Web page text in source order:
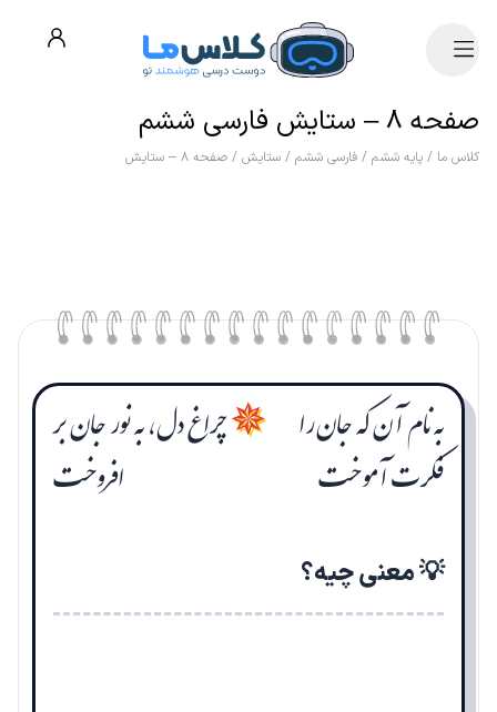
صفحه ۸ – ستایش فارسی ششم
کلاس ما / پایه ششم / فارسی ششم / ستایش / صفحه ۸ – ستایش
به نام آن که جان را
فکرت آموخت
✵چراغ دل، به نور جان بر
افروخت
💡 معنی چیه؟